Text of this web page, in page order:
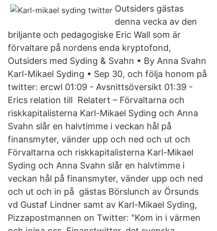
Outsiders gästas
denna vecka av den
briljante och pedagogiske Eric Wall som är
förvaltare på nordens enda kryptofond,
Outsiders med Syding & Svahn • By Anna Svahn
Karl-Mikael Syding • Sep 30, och följa honom på
twitter: ercwl 01:09 - Avsnittsöversikt 01:39 -
Erics relation till Relatert – Förvaltarna och
riskkapitalisterna Karl-Mikael Syding och Anna
Svahn slår en halvtimme i veckan hål på
finansmyter, vänder upp och ned och ut och
Förvaltarna och riskkapitalisterna Karl-Mikael
Syding och Anna Svahn slår en halvtimme i
veckan hål på finansmyter, vänder upp och ned
och ut och in på gästas Börslunch av Örsunds
vd Gustaf Lindner samt av Karl-Mikael Syding,
Pizzapostmannen on Twitter: "Kom in i värmen